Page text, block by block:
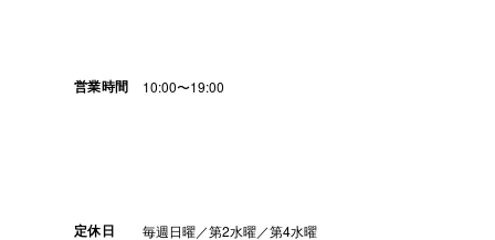
営業時間 10:00〜19:00
定休日 毎週日曜／第2水曜／第4水曜